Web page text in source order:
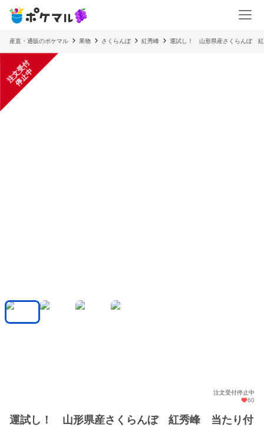
産直・通販のポケマル 果物 さくらんぼ 紅秀峰 運試し！ 山形県産さくらんぼ
注
文
受
付
停
止
中
注文受付停止中
60
運試し！ 山形県産さくらんぼ 紅秀峰 当たり付